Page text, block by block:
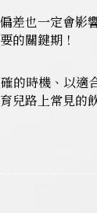
差也一定會影
的關鍵期！
的時機、以適
兒路上常見的